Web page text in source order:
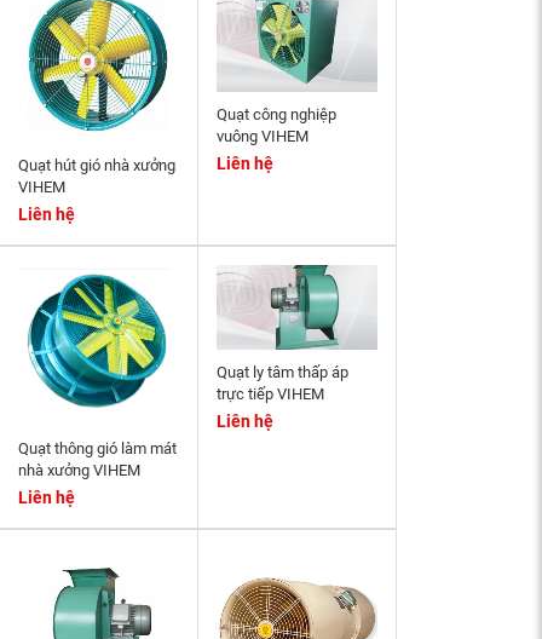
Quạt hút gió nhà xưởng
VIHEM
Liên hệ
Quạt công nghiệp
vuông VIHEM
Liên hệ
Quạt thông gió làm mát
nhà xưởng VIHEM
Liên hệ
Quạt ly tâm thấp áp
trực tiếp VIHEM
Liên hệ